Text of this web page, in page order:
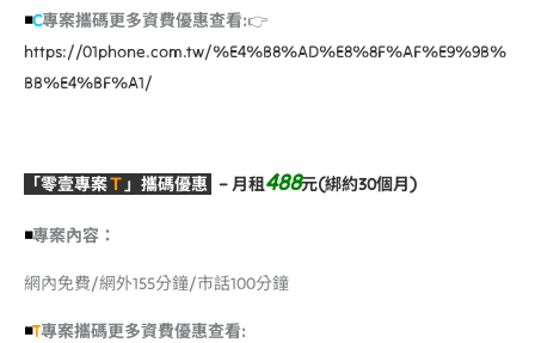
◾️C專案攜碼更多資費優惠查看:👉
https://01phone.com.tw/%E4%B8%AD%E8%8F%AF%E9%9B%
BB%E4%BF%A1/
「零壹專案Ｔ」攜碼優惠 –月租488元(綁約30個月)
◾️專案內容：
網內免費/網外155分鐘/市話100分鐘
◾️T專案攜碼更多資費優惠查看: